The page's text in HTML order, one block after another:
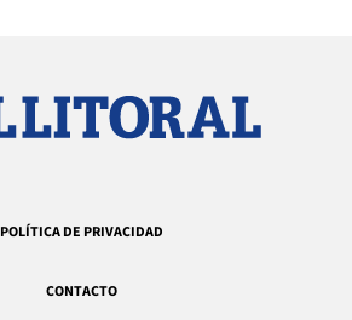
POLÍTICA DE PRIVACIDAD
CONTACTO